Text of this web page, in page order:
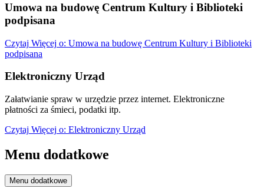
Umowa na budowę Centrum Kultury i Biblioteki
podpisana
Czytaj Więcej o: Umowa na budowę Centrum Kultury i Biblioteki
podpisana
Elektroniczny Urząd
Załatwianie spraw w urzędzie przez internet. Elektroniczne
płatności za śmieci, podatki itp.
Czytaj Więcej o: Elektroniczny Urząd
Menu dodatkowe
Menu dodatkowe